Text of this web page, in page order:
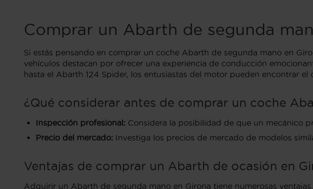
Comprar un Abarth de segunda
Si estás pensando en comprar un coche Abarth de segunda mano en
vehículos destacan por ofrecer una experiencia de conducción
hasta el Abarth 124 Spider, los entusiastas del motor pueden encontrar
¿Qué considerar antes de comprar un coche
Inspección profesional: Considera la posibilidad de que un mecánico
Precio del mercado: Investiga los precios de mercado de modelos
Ventajas de comprar un Abarth de ocasión en
Adquirir un Abarth de segunda mano en Girona tiene numerosas